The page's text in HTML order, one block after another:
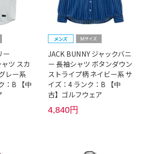
ー
ツ スカ
レー系
：B 【中
JACK BUNNY ジャックバニ
ー 長袖シャツ ボタンダウン
ストライプ柄 ネイビー系 サ
イズ：4 ランク：B 【中
古】ゴルフウェア
4,840円